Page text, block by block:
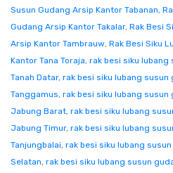
Susun Gudang Arsip Kantor Tabanan,
Gudang Arsip Kantor Takalar, Rak Besi
Arsip Kantor Tambrauw, Rak Besi Siku
Kantor Tana Toraja, rak besi siku
Tanah Datar, rak besi siku lubang
Tanggamus, rak besi siku lubang susun
Jabung Barat, rak besi siku lubang
Jabung Timur, rak besi siku lubang
Tanjungbalai, rak besi siku lubang
Selatan, rak besi siku lubang susun